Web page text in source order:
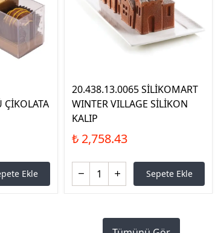
ÇİKOLATA
Ekle
20.438.13.0065 SİLİKOMART
WINTER VILLAGE SİLİKON
KALIP
₺ 2,758.43
Sepete Ekle